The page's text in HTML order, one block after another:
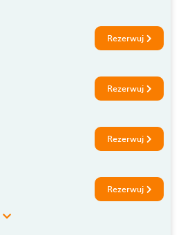
Rezerwuj
Rezerwuj
Rezerwuj
Rezerwuj